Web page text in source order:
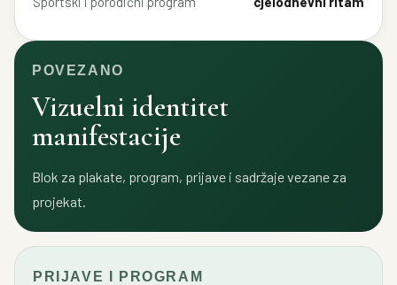
POVEZANO
Vizuelni identitet
manifestacije
Blok za plakate, program, prijave i sadržaje vezane za
projekat.
PRIJAVE I PROGRAM